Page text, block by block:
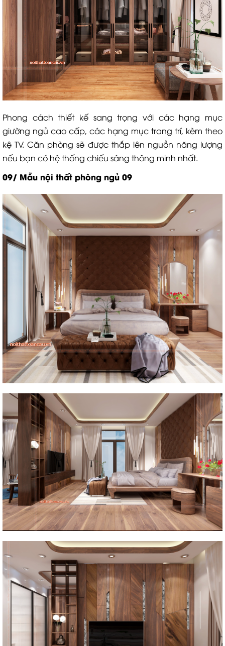
Phong cách thiết kế sang trọng với các hạng mục
giường ngủ cao cấp, các hạng mục trang trí, kèm theo
kệ TV. Căn phòng sẽ được thắp lên nguồn năng lượng
nếu bạn có hệ thống chiếu sáng thông minh nhất.
09/ Mẫu nội thất phòng ngủ 09